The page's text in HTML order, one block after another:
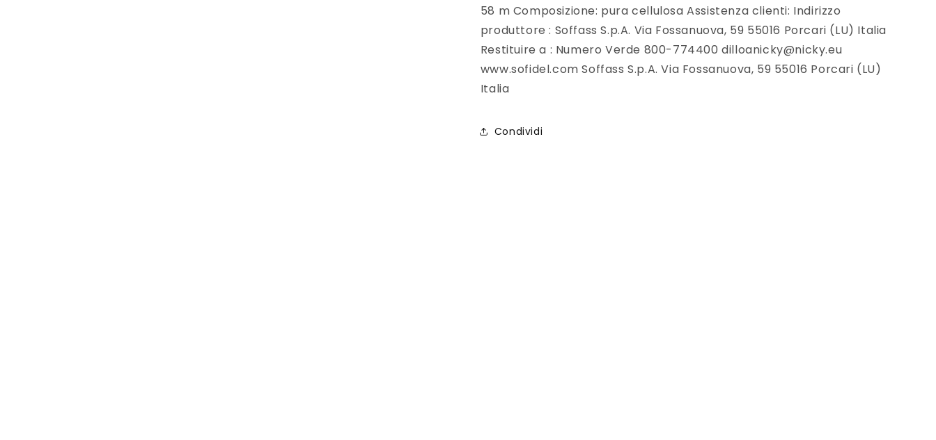
58 m Composizione: pura cellulosa Assistenza clienti: Indirizzo
produttore : Soffass S.p.A. Via Fossanuova, 59 55016 Porcari (LU) Italia
Restituire a : Numero Verde 800-774400 dilloanicky@nicky.eu
www.sofidel.com Soffass S.p.A. Via Fossanuova, 59 55016 Porcari (LU)
Italia
Condividi